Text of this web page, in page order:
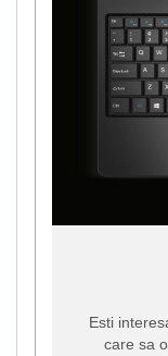
Esti
care sa